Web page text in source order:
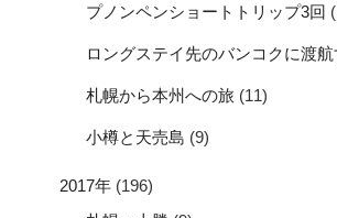
プノンペンショートトリップ3回
ロングステイ先のバンコクに渡航
札幌から本州への旅 (11)
小樽と天売島 (9)
2017年 (196)